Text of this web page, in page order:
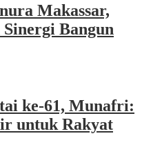
Makassar,
Bangun
ke-61, Munafri:
untuk Rakyat